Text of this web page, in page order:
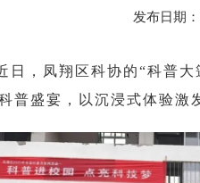
发布日期
日，凤翔区科协的“科普
普盛宴，以沉浸式体验激